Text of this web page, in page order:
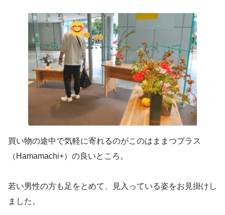
買い物の途中で気軽に寄れるのがこのはままつプラス
（Hamamachi+）の良いところ。
若い男性の方も足をとめて、見入っている姿をお見掛けし
ました。